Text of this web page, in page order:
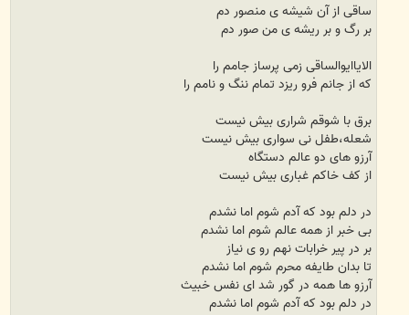
ساقی از آن شیشه ی منصور دم
بر رگ و بر ریشه ی من صور دم
الایاایوالساقی زمی پرساز جامم را
که از جانم فرو ریزد تمام ننگ و نامم را
برق با شوقم شراری بیش نیست
شعله،طفل نی سواری بیش نیست
آرزو های دو عالم دستگاه
از کف خاکم غباری بیش نیست
در دلم بود که آدم شوم اما نشدم
بی خبر از همه عالم شوم اما نشدم
بر در پیر خرابات نهم رو ی نیاز
تا بدان طایفه محرم شوم اما نشدم
آرزو ها همه در گور شد ای نفس خبیث
در دلم بود که آدم شوم اما نشدم